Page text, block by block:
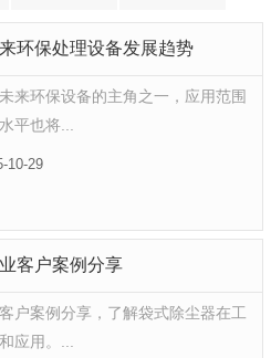
环保处理设备发展趋势
来环保设备的主角之一，应用范围
平也将...
10-29
客户案例分享
户案例分享，了解袋式除尘器在工
应用。...